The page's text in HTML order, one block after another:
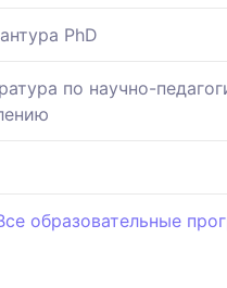
PhD
по научно-
образовательные